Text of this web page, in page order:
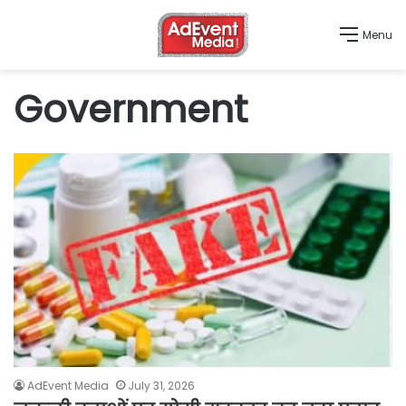
Menu
Government
AdEvent Media July 31, 2026